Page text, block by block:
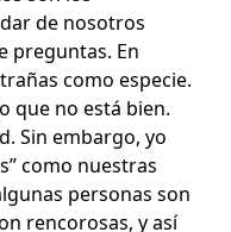
de nosotros
preguntas. En
como especie.
que no está bien.
Sin embargo, yo
como nuestras
personas son
rencorosas, y así